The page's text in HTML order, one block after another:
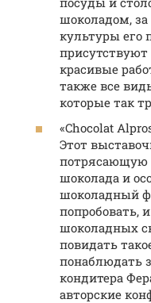
шоколадом,
культуры его
красивые
также все
которые так
«Chocolat
Этот
потрясающую
шоколада и
шоколадный
попробовать,
шоколадных
повидать
понаблюдать
кондитера
авторские